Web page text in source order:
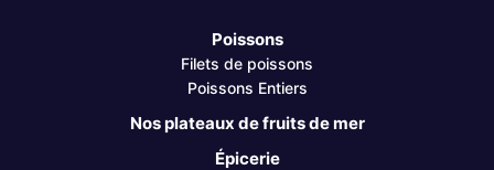
Poissons
Filets de poissons
Poissons Entiers
Nos plateaux de fruits de mer
Épicerie